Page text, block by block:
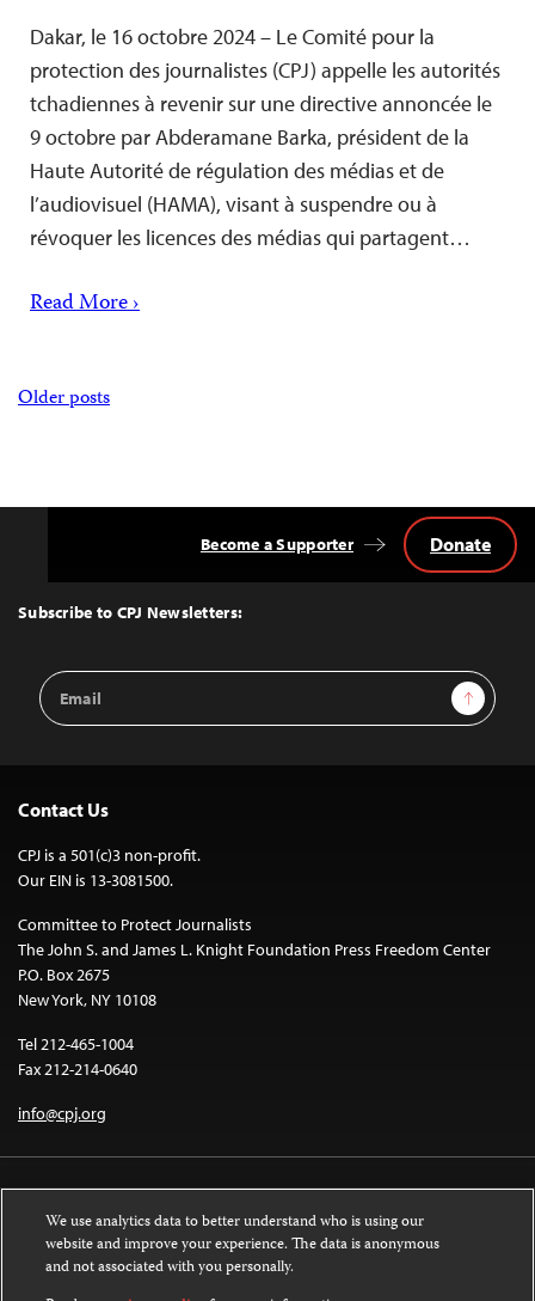
Dakar, le 16 octobre 2024 – Le Comité pour la
protection des journalistes (CPJ) appelle les autorités
tchadiennes à revenir sur une directive annoncée le
9 octobre par Abderamane Barka, président de la
Haute Autorité de régulation des médias et de
l’audiovisuel (HAMA), visant à suspendre ou à
révoquer les licences des médias qui partagent…
Read More ›
Posts
Older posts
Top
Subscribe to CPJ Newsletters:
Email
Address
Sign Up
Become a Supporter Donate
Contact Us
CPJ is a 501(c)3 non-profit.
Our EIN is 13-3081500.
Committee to Protect Journalists
The John S. and James L. Knight Foundation Press Freedom Center
P.O. Box 2675
New York, NY 10108
Tel 212-465-1004
Fax 212-214-0640
info@cpj.org
Except where noted, text on this website is licensed under a
We use analytics data to better understand who is using our
website and improve your experience. The data is anonymous
and not associated with you personally.